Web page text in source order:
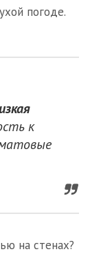
погоде.
к
на стенах?